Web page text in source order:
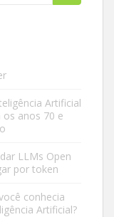
Artificial
anos 70 e
LLMs Open
por token
conhecia
Artificial?